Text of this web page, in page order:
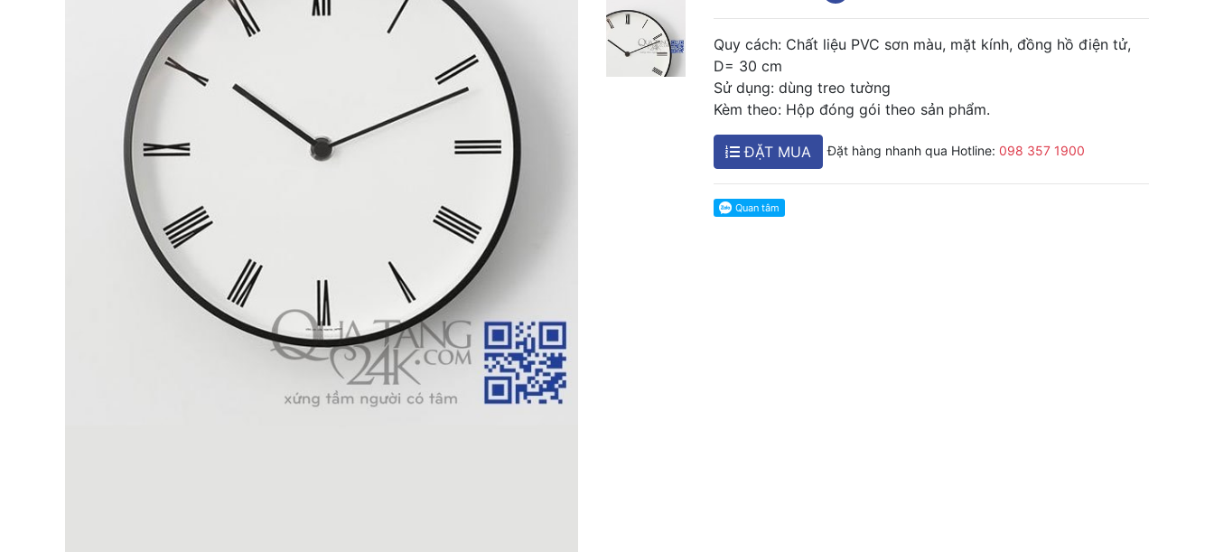
Quy cách: Chất liệu PVC sơn màu, mặt kính, đồng hồ điện tử,
D= 30 cm
Sử dụng: dùng treo tường
Kèm theo: Hộp đóng gói theo sản phẩm.
ĐẶT MUA Đặt hàng nhanh qua Hotline: 098 357 1900